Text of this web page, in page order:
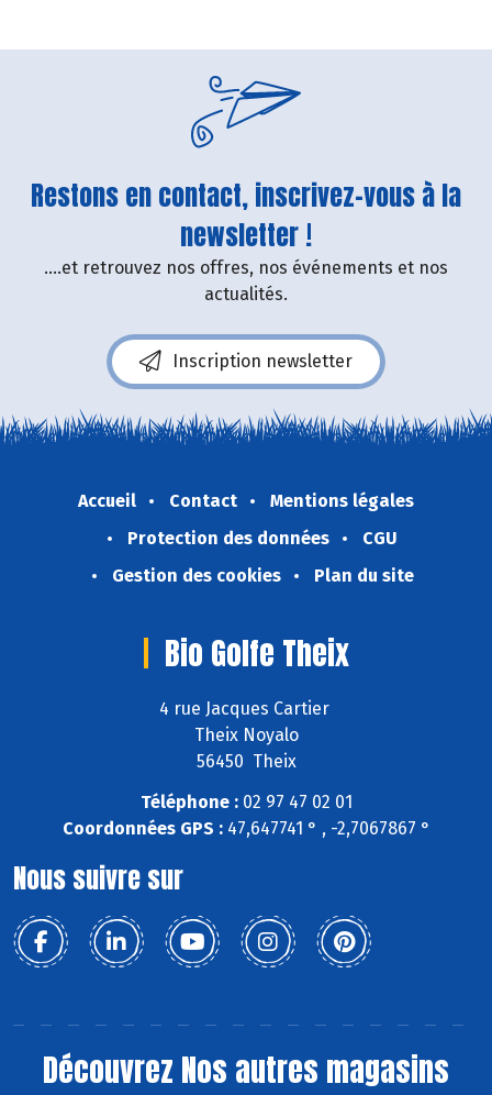
Restons en contact, inscrivez-vous à la
newsletter !
....et retrouvez nos offres, nos événements et nos
actualités.
Inscription newsletter
Accueil Contact
Mentions légales
Protection des données
CGU
Gestion des cookies
Plan du site
Bio Golfe Theix
4 rue Jacques Cartier
Theix Noyalo
56450 Theix
Téléphone :02 97 47 02 01
Coordonnées GPS :47,647741 ° , -2,7067867 °
Nous suivre sur
Découvrez Nos autres magasins